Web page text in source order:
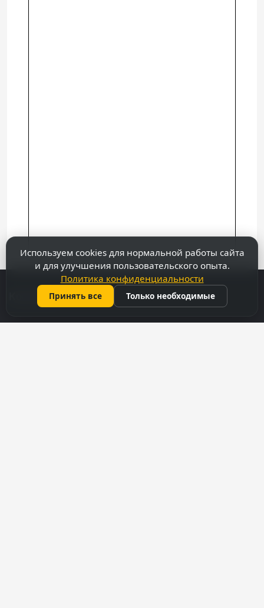
Используем cookies для нормальной работы сайта
и для улучшения пользовательского опыта.
Политика конфиденциальности
Принять все Только необходимые
Контакты